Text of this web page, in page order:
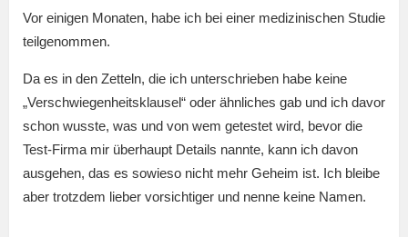
Vor einigen Monaten, habe ich bei einer medizinischen Studie
teilgenommen.
Da es in den Zetteln, die ich unterschrieben habe keine
„Verschwiegenheitsklausel“ oder ähnliches gab und ich davor
schon wusste, was und von wem getestet wird, bevor die
Test-Firma mir überhaupt Details nannte, kann ich davon
ausgehen, das es sowieso nicht mehr Geheim ist. Ich bleibe
aber trotzdem lieber vorsichtiger und nenne keine Namen.